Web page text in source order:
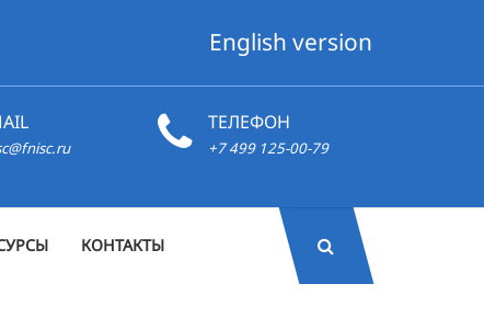
English version
ТЕЛЕФОН
+7 499 125-00-79
КОНТАКТЫ